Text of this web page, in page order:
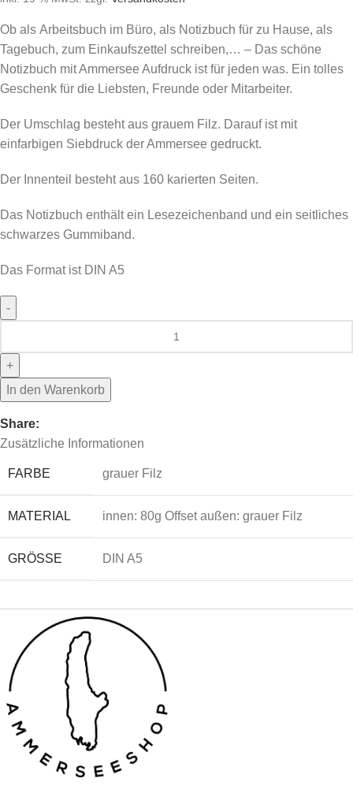
Ob als Arbeitsbuch im Büro, als Notizbuch für zu Hause, als
Tagebuch, zum Einkaufszettel schreiben,… – Das schöne
Notizbuch mit Ammersee Aufdruck ist für jeden was. Ein tolles
Geschenk für die Liebsten, Freunde oder Mitarbeiter.
Der Umschlag besteht aus grauem Filz. Darauf ist mit
einfarbigen Siebdruck der Ammersee gedruckt.
Der Innenteil besteht aus 160 karierten Seiten.
Das Notizbuch enthält ein Lesezeichenband und ein seitliches
schwarzes Gummiband.
Das Format ist DIN A5
In den Warenkorb
Share:
Zusätzliche Informationen
FARBE grauer Filz
MATERIAL innen: 80g Offset außen: grauer Filz
GRÖSSE DIN A5